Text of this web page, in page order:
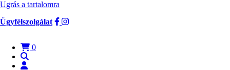
Ugrás a tartalomra
Ügyfélszolgálat
0